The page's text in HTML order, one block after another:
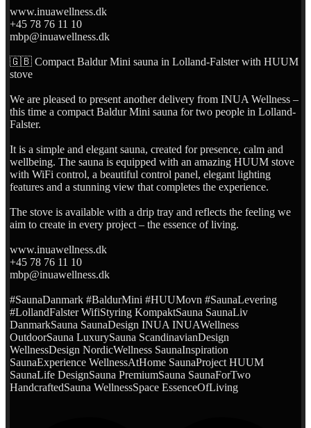
www.inuawellness.dk
+45 78 76 11 10
mbp@inuawellness.dk
🇬🇧 Compact Baldur Mini sauna in Lolland-Falster with HUUM
stove
We are pleased to present another delivery from INUA Wellness –
this time a compact Baldur Mini sauna for two people in Lolland-
Falster.
It is a simple and elegant sauna, created for presence, calm and
wellbeing. The sauna is equipped with an amazing HUUM stove
with WiFi control, a beautiful control panel, elegant lighting
features and a stunning view that completes the experience.
The stove is available with a drip tray and reflects the feeling we
aim to create in every project – the essence of living.
www.inuawellness.dk
+45 78 76 11 10
mbp@inuawellness.dk
#SaunaDanmark #BaldurMini #HUUMovn #SaunaLevering
#LollandFalster WifiStyring KompaktSauna SaunaLiv
DanmarkSauna SaunaDesign INUA INUAWellness
OutdoorSauna LuxurySauna ScandinavianDesign
WellnessDesign NordicWellness SaunaInspiration
SaunaExperience WellnessAtHome SaunaProject HUUM
SaunaLife DesignSauna PremiumSauna SaunaForTwo
HandcraftedSauna WellnessSpace EssenceOfLiving